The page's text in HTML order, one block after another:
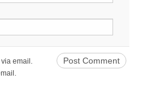
via email.